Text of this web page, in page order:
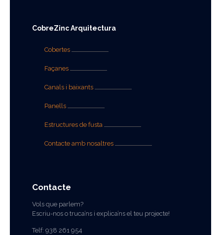
CobreZinc Arquitectura
Cobertes
Façanes
Canals i baixants
Panells
Estructures de fusta
Contacte amb nosaltres
Contacte
Vols que parlem?
Escriu-nos o truca’ns i explica’ns el teu projecte!
Telf: 938 261 954